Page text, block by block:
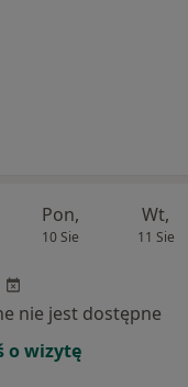
Pon,
10 Sie
Wt,
11 Sie
nie jest dostępne
o wizytę